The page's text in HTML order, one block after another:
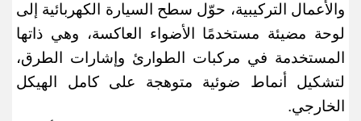
والأعمال التركيبية، حوّل سطح السيارة الكهربائية إلى
لوحة مضيئة مستخدمًا الأضواء العاكسة، وهي ذاتها
المستخدمة في مركبات الطوارئ وإشارات الطرق،
لتشكيل أنماط ضوئية متوهجة على كامل الهيكل
الخارجي.